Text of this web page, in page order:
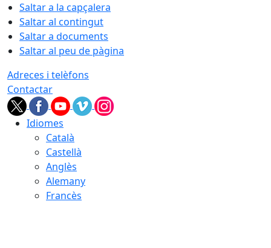
Saltar a la capçalera
Saltar al contingut
Saltar a documents
Saltar al peu de pàgina
Adreces i telèfons
Contactar
Idiomes
Català
Castellà
Anglès
Alemany
Francès